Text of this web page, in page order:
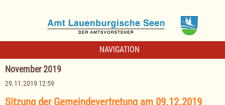
NAVIGATION
November 2019
29.11.2019 12:59
Sitzung der Gemeindevertretung am 09.12.2019